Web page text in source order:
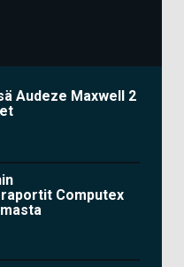
Audeze Maxwell 2
Computex